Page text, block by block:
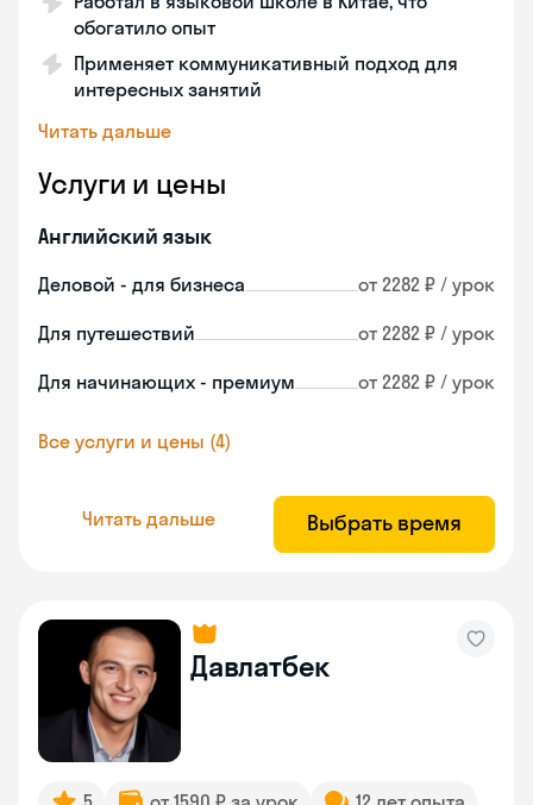
обогатило опыт
Применяет коммуникативный подход для
интересных занятий
Читать дальше
Услуги и цены
Английский язык
Деловой - для бизнеса от 2282 ₽ / урок
Для путешествий от 2282 ₽ / урок
Для начинающих - премиум от 2282 ₽ / урок
Все услуги и цены (4)
Читать дальше Выбрать время
Давлатбек